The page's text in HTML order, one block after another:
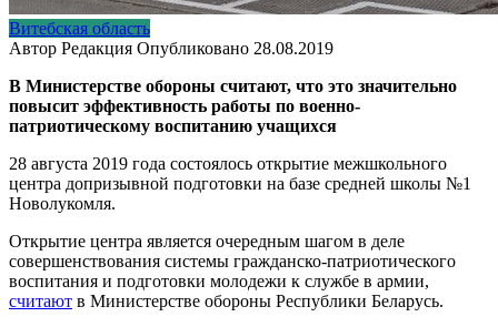
Витебская область
Автор Редакция Опубликовано 28.08.2019
В Министерстве обороны считают, что это значительно
повысит эффективность работы по военно-
патриотическому воспитанию учащихся
28 августа 2019 года состоялось открытие межшкольного
центра допризывной подготовки на базе средней школы №1
Новолукомля.
Открытие центра является очередным шагом в деле
совершенствования системы гражданско-патриотического
воспитания и подготовки молодежи к службе в армии,
считают в Министерстве обороны Республики Беларусь.